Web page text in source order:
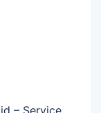
– Service